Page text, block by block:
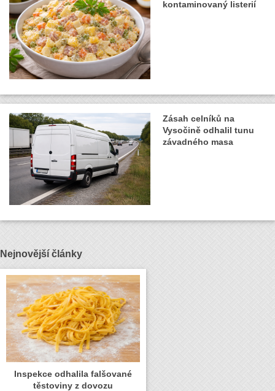
kontaminovaný listerií
Zásah celníků na
Vysočině odhalil tunu
závadného masa
Nejnovější články
Inspekce odhalila falšované
těstoviny z dovozu